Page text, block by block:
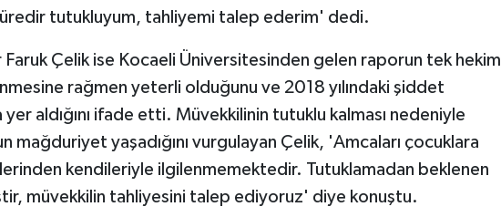
tutukluyum, tahliyemi talep ederim' dedi.
Faruk Çelik ise Kocaeli Üniversitesinden gelen raporun tek hekim
rağmen yeterli olduğunu ve 2018 yılındaki şiddet
yer aldığını ifade etti. Müvekkilinin tutuklu kalması nedeniyle
mağduriyet yaşadığını vurgulayan Çelik, 'Amcaları çocuklara
kendileriyle ilgilenmemektedir. Tutuklamadan beklenen
müvekkilin tahliyesini talep ediyoruz' diye konuştu.